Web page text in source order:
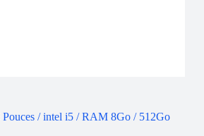
/ intel i5 / RAM 8Go / 512Go